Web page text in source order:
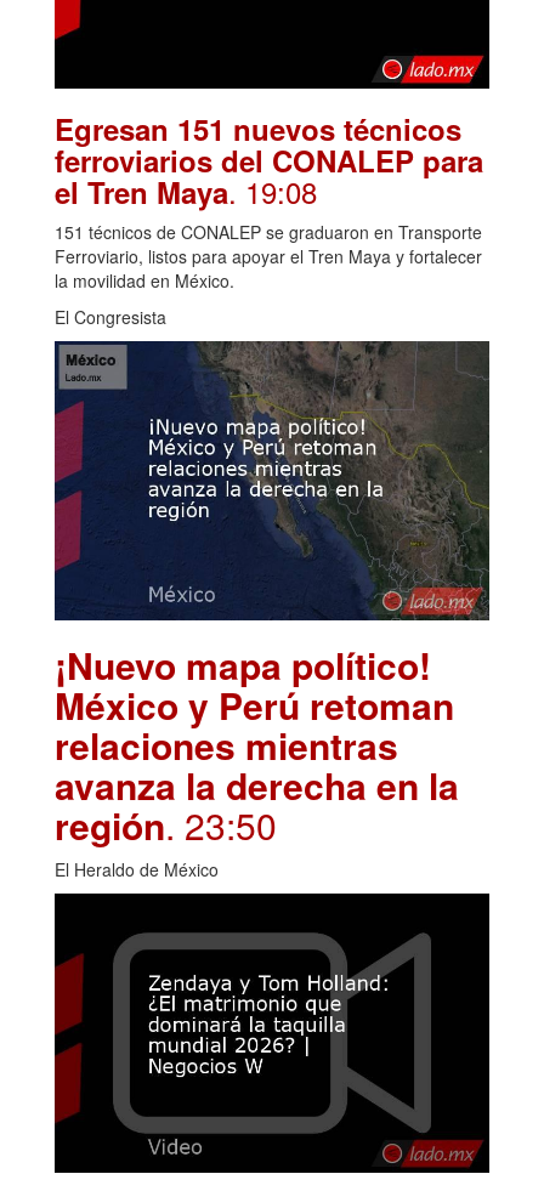
Egresan 151 nuevos técnicos
ferroviarios del CONALEP para
el Tren Maya. 19:08
151 técnicos de CONALEP se graduaron en Transporte
Ferroviario, listos para apoyar el Tren Maya y fortalecer
la movilidad en México.
El Congresista
¡Nuevo mapa político!
México y Perú retoman
relaciones mientras
avanza la derecha en la
región. 23:50
El Heraldo de México